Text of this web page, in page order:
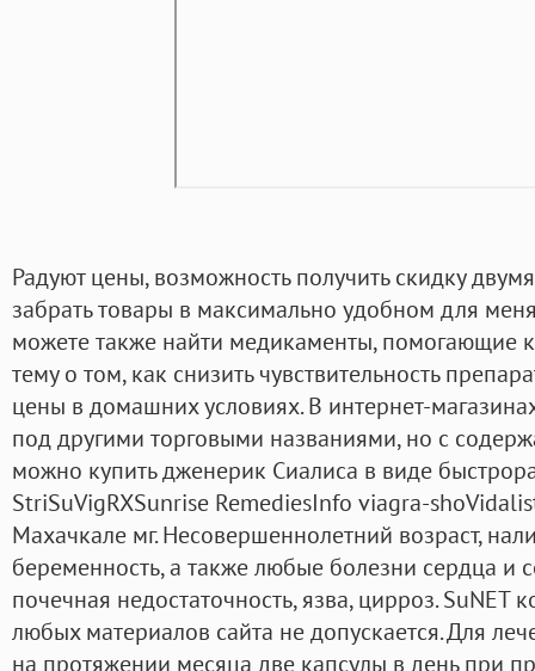
Радуют цены, возможность получить скидку
забрать товары в максимально удобном для
можете также найти медикаменты, помогающие
тему о том, как снизить чувствительность
цены в домашних условиях. В интернет-
под другими торговыми названиями, но с
можно купить дженерик Сиалиса в виде
StriSuVigRXSunrise RemediesInfo viagra-
Махачкале мг. Несовершеннолетний возраст,
беременность, а также любые болезни сердца и
почечная недостаточность, язва, цирроз. SuNET
любых материалов сайта не допускается. Для
на протяжении месяца две капсулы в день при